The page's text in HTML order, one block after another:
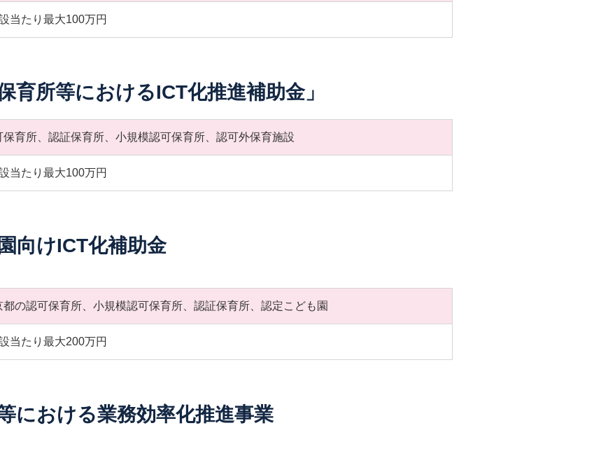
当たり最大100万円
育所等におけるICT化推進補助金」
保育所、認証保育所、小規模認可保育所、認可外保育施設
当たり最大100万円
向けICT化補助金
都の認可保育所、小規模認可保育所、認証保育所、認定こども園
当たり最大200万円
における業務効率化推進事業